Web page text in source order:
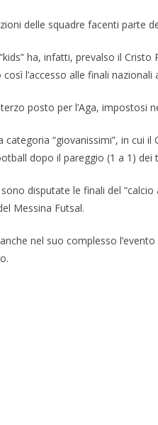
delle squadre facenti parte
ha, infatti, prevalso il
l’accesso alle finali
posto per l’Aga, impostosi
categoria “giovanissimi”, in cui
dopo il pareggio (1 a 1) dei
disputate le finali del
Messina Futsal.
nel suo complesso